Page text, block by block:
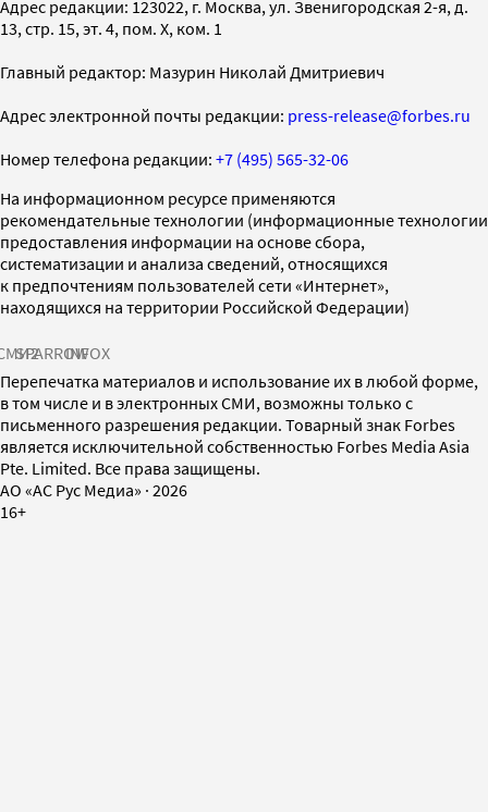
Адрес редакции: 123022, г. Москва, ул. Звенигородская 2-я, д.
13, стр. 15, эт. 4, пом. X, ком. 1
Главный редактор: Мазурин Николай Дмитриевич
Адрес электронной почты редакции: press-release@forbes.ru
Номер телефона редакции: +7 (495) 565-32-06
На информационном ресурсе применяются
рекомендательные технологии (информационные технологии
предоставления информации на основе сбора,
систематизации и анализа сведений, относящихся
к предпочтениям пользователей сети «Интернет»,
находящихся на территории Российской Федерации)
SPARROWINFOX
Перепечатка материалов и использование их в любой форме,
в том числе и в электронных СМИ, возможны только с
письменного разрешения редакции. Товарный знак Forbes
является исключительной собственностью Forbes Media Asia
Pte. Limited. Все права защищены.
AO «АС Рус Медиа» · 2026
16+